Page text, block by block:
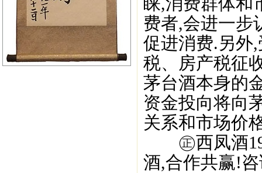
费者,会进一步
促进消费.另外
税、房产税征
茅台酒本身的
资金投向将向
关系和市场价
㊣西凤酒
酒,合作共赢!咨